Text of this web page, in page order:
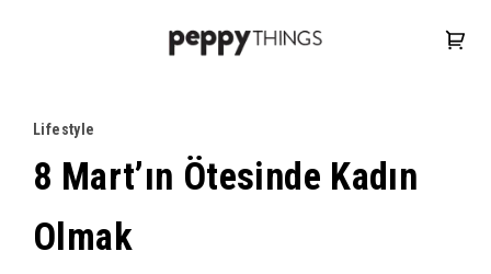
Lifestyle
8 Mart’ın Ötesinde Kadın
Olmak